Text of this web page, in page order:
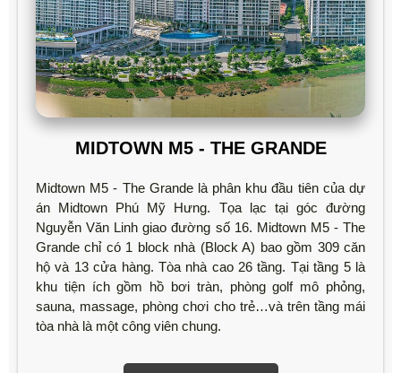
MIDTOWN M5 - THE GRANDE
Midtown M5 - The Grande là phân khu đầu tiên của dự
án Midtown Phú Mỹ Hưng. Tọa lạc tại góc đường
Nguyễn Văn Linh giao đường số 16. Midtown M5 - The
Grande chỉ có 1 block nhà (Block A) bao gồm 309 căn
hộ và 13 cửa hàng. Tòa nhà cao 26 tầng. Tại tầng 5 là
khu tiện ích gồm hồ bơi tràn, phòng golf mô phỏng,
sauna, massage, phòng chơi cho trẻ…và trên tầng mái
tòa nhà là một công viên chung.